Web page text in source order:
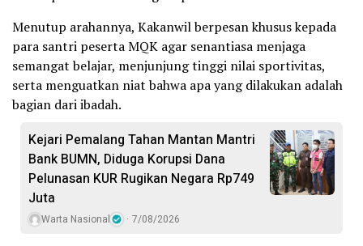
Menutup arahannya, Kakanwil berpesan khusus kepada
para santri peserta MQK agar senantiasa menjaga
semangat belajar, menjunjung tinggi nilai sportivitas,
serta menguatkan niat bahwa apa yang dilakukan adalah
bagian dari ibadah.
Kejari Pemalang Tahan Mantan Mantri
Bank BUMN, Diduga Korupsi Dana
Pelunasan KUR Rugikan Negara Rp749
Juta
Warta Nasional 7/08/2026